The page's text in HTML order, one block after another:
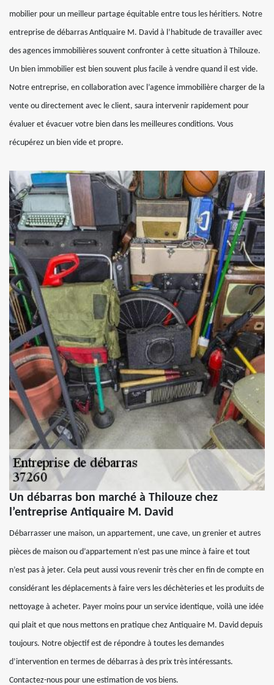
mobilier pour un meilleur partage équitable entre tous les héritiers. Notre
entreprise de débarras Antiquaire M. David à l’habitude de travailler avec
des agences immobilières souvent confronter à cette situation à Thilouze.
Un bien immobilier est bien souvent plus facile à vendre quand il est vide.
Notre entreprise, en collaboration avec l’agence immobilière charger de la
vente ou directement avec le client, saura intervenir rapidement pour
évaluer et évacuer votre bien dans les meilleures conditions. Vous
récupérez un bien vide et propre.
Un débarras bon marché à Thilouze chez
l’entreprise Antiquaire M. David
Débarrasser une maison, un appartement, une cave, un grenier et autres
pièces de maison ou d’appartement n’est pas une mince à faire et tout
n’est pas à jeter. Cela peut aussi vous revenir très cher en fin de compte en
considérant les déplacements à faire vers les déchèteries et les produits de
nettoyage à acheter. Payer moins pour un service identique, voilà une idée
qui plait et que nous mettons en pratique chez Antiquaire M. David depuis
toujours. Notre objectif est de répondre à toutes les demandes
d’intervention en termes de débarras à des prix très intéressants.
Contactez-nous pour une estimation de vos biens.